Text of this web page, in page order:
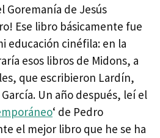
Goremanía de Jesús
Ese libro básicamente fue
educación cinéfila: en la
esos libros de Midons, a
que escribieron Lardín,
Un año después, leí el
‘ de Pedro
el mejor libro que he se ha